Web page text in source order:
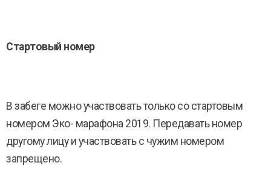
Стартовый номер
В забеге можно участвовать только со стартовым
номером Эко- марафона 2019. Передавать номер
другому лицу и участвовать с чужим номером
запрещено.